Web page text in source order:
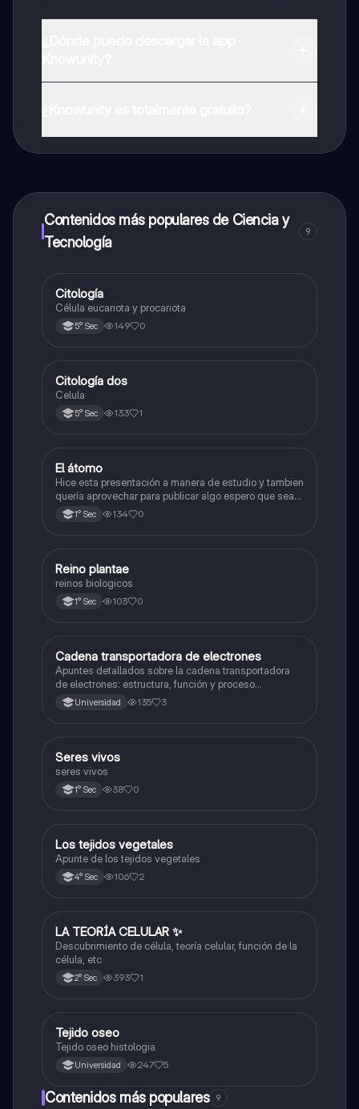
a determinadas funciones.
Contenidos más populares de Ciencia y
Tecnología
9
Ciencia y Tecnología
Citología
Célula eucariota y procariota
5° Sec 149 0
Ciencia y Tecnología
Citología dos
Celula
5° Sec 133 1
Ciencia y Tecnología
El átomo
Hice esta presentación a manera de estudio y tambien
quería aprovechar para publicar algo espero que sea
de su agrado , habla del átomo y lo básico sobre el,
solo eso bye
1° Sec 134 0
RCiencia y Tecnología
Reino plantae
reinos biologicos
1° Sec 103 0
Ciencia y Tecnología
Cadena transportadora de electrones
Apuntes detallados sobre la cadena transportadora
de electrones: estructura, función y proceso
bioquímico en la producción de ATP. Incluye
esquemas y explicaciones sobre los complejos
Universidad 135 3
SCiencia y Tecnología
Seres vivos
seres vivos
1° Sec 38 0
Ciencia y Tecnología
Los tejidos vegetales
Apunte de los tejidos vegetales
4° Sec 106 2
Ciencia y Tecnología
LA TEORÍA CELULAR ✨️
Descubrimiento de célula, teoría celular, función de la
célula, etc
2° Sec 393 1
Ciencia y Tecnología
Tejido oseo
Tejido oseo histologia
Universidad 247 5
Contenidos más populares 9